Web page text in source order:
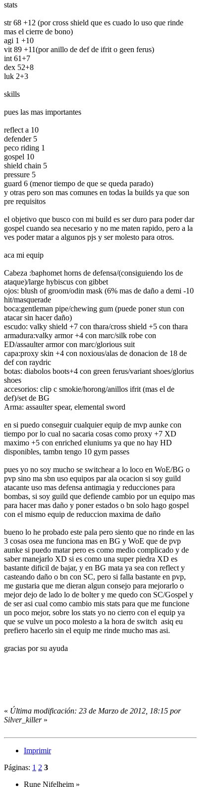
stats
str 68 +12 (por cross shield que es cuado lo uso que rinde
mas el cierre de bono)
agi 1 +10
vit 89 +11(por anillo de def de ifrit o geen ferus)
int 61+7
dex 52+8
luk 2+3
skills
pues las mas importantes
reflect a 10
defender 5
peco riding 1
gospel 10
shield chain 5
pressure 5
guard 6 (menor tiempo de que se queda parado)
y otras pero son mas comunes en todas la builds ya que son
pre requisitos
el objetivo que busco con mi build es ser duro para poder dar
gospel cuando sea necesario y no me maten rapido, pero a la
ves poder matar a algunos pjs y ser molesto para otros.
aca mi equip
Cabeza :baphomet horns de defensa/(consiguiendo los de
ataque)/large hybiscus con gibbet
ojos: blush of groom/odin mask (6% mas de daño a demi -10
hit/masquerade
boca:gentleman pipe/chewing gum (puede poner stun con
atacar sin hacer daño)
escudo: valky shield +7 con thara/cross shield +5 con thara
armadura:valky armor +4 con marc/silk robe con
ED/assaulter armor con marc/glorious suit
capa:proxy skin +4 con noxious/alas de donacion de 18 de
def con raydric
botas: diabolos boots+4 con green ferus/variant shoes/glorius
shoes
accesorios: clip c smokie/horong/anillos ifrit (mas el de
def)/set de BG
Arma: assaulter spear, elemental sword
en si puedo conseguir cualquier equip de mvp aunke con
tiempo por lo cual no sacaria cosas como proxy +7 XD
maximo +5 con enriched eluniums ya que no hay HD
disponibles, tambn tengo 10 gym passes
pues yo no soy mucho se switchear a lo loco en WoE/BG o
pvp sino ma sbn uso equipos par ala ocacion si soy guild
atacante uso mas defensa antimagia y reducciones para
bombas, si soy guild que defiende cambio por un equipo mas
para hacer mas daño y poner estados o bn solo hago gospel
con el mismo equip de reduccion maxima de daño
bueno lo he probado este pala pero siento que no rinde en las
3 cosas osea me funciona mas en BG y WoE que de pvp
aunke si puedo matar pero es como medio complicado y de
saber manejarlo XD si es como una super piedra XD es
bastante dificil de bajar, y en BG mata ya sea con reflect y
casteando daño o bn con SC, pero si falla bastante en pvp,
me gustaria que me dieran algun consejo para mejorarlo o
mejor dejo de lado lo de bolter y me quedo con SC/Gospel y
de ser asi cual como cambio mis stats para que me funcione
un poco mejor, sobre los stats yo no cierro con el equip ya
que se vulve un poco molesto a la hora de switch asiq eu
prefiero hacerlo sin el equip me rinde mucho mas asi.
gracias por su ayuda
« Última modificación: 23 de Marzo de 2012, 18:15 por
Silver_killer»
Imprimir
Páginas: 1 2 3
Rune Nifelheim »